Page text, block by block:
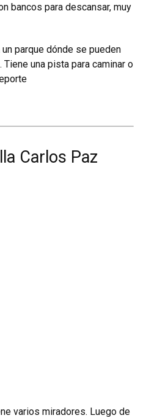
bancos para descansar, muy
parque dónde se pueden
una pista para caminar o
Carlos Paz
varios miradores. Luego de